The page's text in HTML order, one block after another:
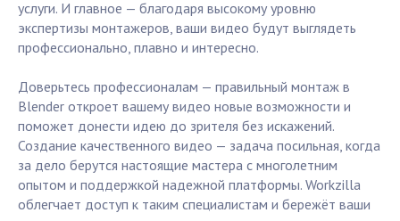
услуги. И главное — благодаря высокому уровню
экспертизы монтажеров, ваши видео будут выглядеть
профессионально, плавно и интересно.
Доверьтесь профессионалам — правильный монтаж в
Blender откроет вашему видео новые возможности и
поможет донести идею до зрителя без искажений.
Создание качественного видео — задача посильная, когда
за дело берутся настоящие мастера с многолетним
опытом и поддержкой надежной платформы. Workzilla
облегчает доступ к таким специалистам и бережёт ваши